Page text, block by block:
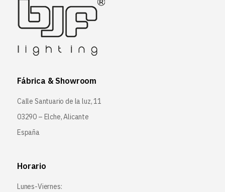
Fábrica & Showroom
Calle Santuario de la luz, 11
03290 – Elche, Alicante
España
Horario
Lunes-Viernes: